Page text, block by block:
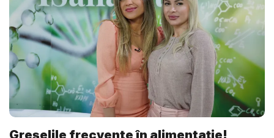
Greșelile frecvente în alimentație!